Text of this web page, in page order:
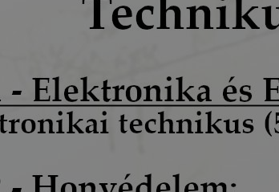
Feltétlenül szükséges, munkamenet (session)
oldalakon végzett műveletek megjegyzését
Ezen cookie-k érvényességi ideje kizárólag
vonatkozik, a munkamenet végeztével,
Ezen cookie-k alkalmazása nélkül nem